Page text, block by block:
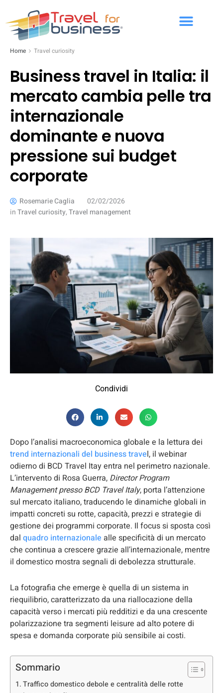
Home Travel curiosity
Business travel in Italia: il
mercato cambia pelle tra
internazionale
dominante e nuova
pressione sui budget
corporate
Rosemarie Caglia
02/02/2026
inTravel curiosity,Travel management
Condividi
Dopo l’analisi macroeconomica globale e la lettura dei
trend internazionali del business travel, il webinar
odierno di BCD Travel Itay entra nel perimetro nazionale.
L’intervento di Rosa Guerra, Director Program
Management presso BCD Travel Italy, porta l’attenzione
sul mercato italiano, traducendo le dinamiche globali in
impatti concreti su rotte, capacità, prezzi e strategie di
gestione dei programmi corporate. Il focus si sposta così
dal quadro internazionale alle specificità di un mercato
che continua a crescere grazie all’internazionale, mentre
il domestico mostra segnali di debolezza strutturale.
La fotografia che emerge è quella di un sistema in
riequilibrio, caratterizzato da una riallocazione della
capacità verso i mercati più redditizi e da una crescente
polarizzazione tra segmenti leisure ad alto potere di
spesa e domanda corporate più sensibile ai costi.
Sommario
Traffico domestico debole e centralità delle rotte